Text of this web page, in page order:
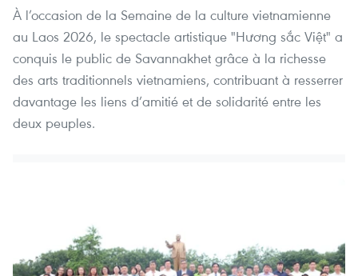
À l’occasion de la Semaine de la culture vietnamienne
au Laos 2026, le spectacle artistique "Hương sắc Việt" a
conquis le public de Savannakhet grâce à la richesse
des arts traditionnels vietnamiens, contribuant à resserrer
davantage les liens d’amitié et de solidarité entre les
deux peuples.